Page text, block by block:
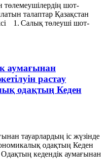
шот-
талаптар Қазақстан
1. Салық төлеуші шот-
аумағынан
растау
одақтың Кеден
тауарлардың іс жүзінде
одақтың Кеден
кедендік аумағынан